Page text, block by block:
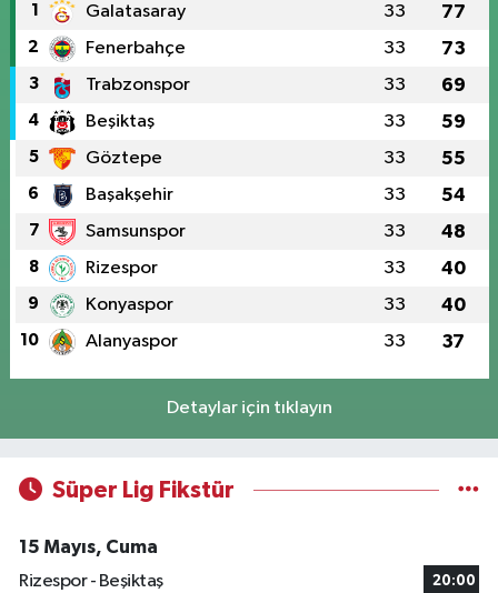
1 Galatasaray 33 77
2 Fenerbahçe 33 73
3 Trabzonspor 33 69
4 Beşiktaş 33 59
5 Göztepe 33 55
6 Başakşehir 33 54
7 Samsunspor 33 48
8 Rizespor 33 40
9 Konyaspor 33 40
10 Alanyaspor 33 37
Detaylar için tıklayın
Süper Lig Fikstür
15 Mayıs, Cuma
Rizespor - Beşiktaş
20:00